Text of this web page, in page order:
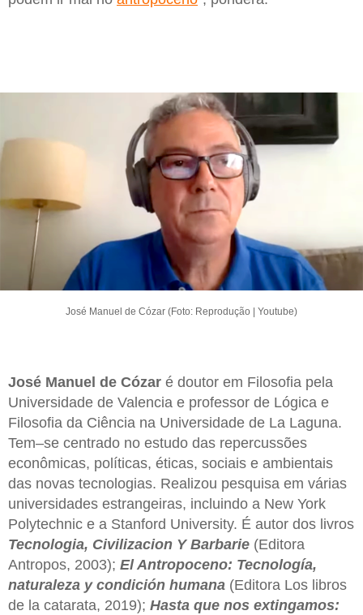
José Manuel de Cózar (Foto: Reprodução | Youtube)
José Manuel de Cózar é doutor em Filosofia pela
Universidade de Valencia e professor de Lógica e
Filosofia da Ciência na Universidade de La Laguna.
Tem–se centrado no estudo das repercussões
econômicas, políticas, éticas, sociais e ambientais
das novas tecnologias. Realizou pesquisa em várias
universidades estrangeiras, incluindo a New York
Polytechnic e a Stanford University. É autor dos livros
Tecnologia, Civilizacion Y Barbarie (Editora
Antropos, 2003); El Antropoceno: Tecnología,
naturaleza y condición humana (Editora Los libros
de la catarata, 2019); Hasta que nos extingamos: